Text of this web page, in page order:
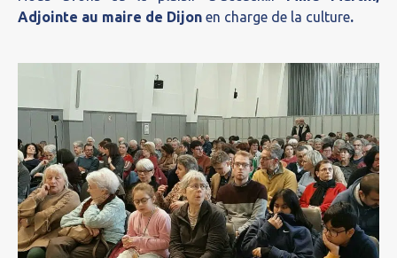
Adjointe au maire de Dijon en charge de la culture.